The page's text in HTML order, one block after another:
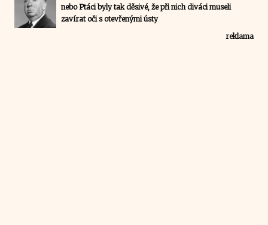
nebo Ptáci byly tak děsivé, že při nich diváci museli
zavírat oči s otevřenými ústy
reklama